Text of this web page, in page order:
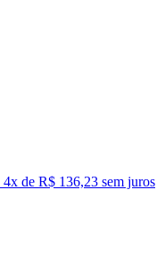
4x de R$ 136,23 sem juros